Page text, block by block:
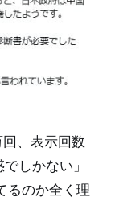
、表示回数
しかない」
るのか全く理